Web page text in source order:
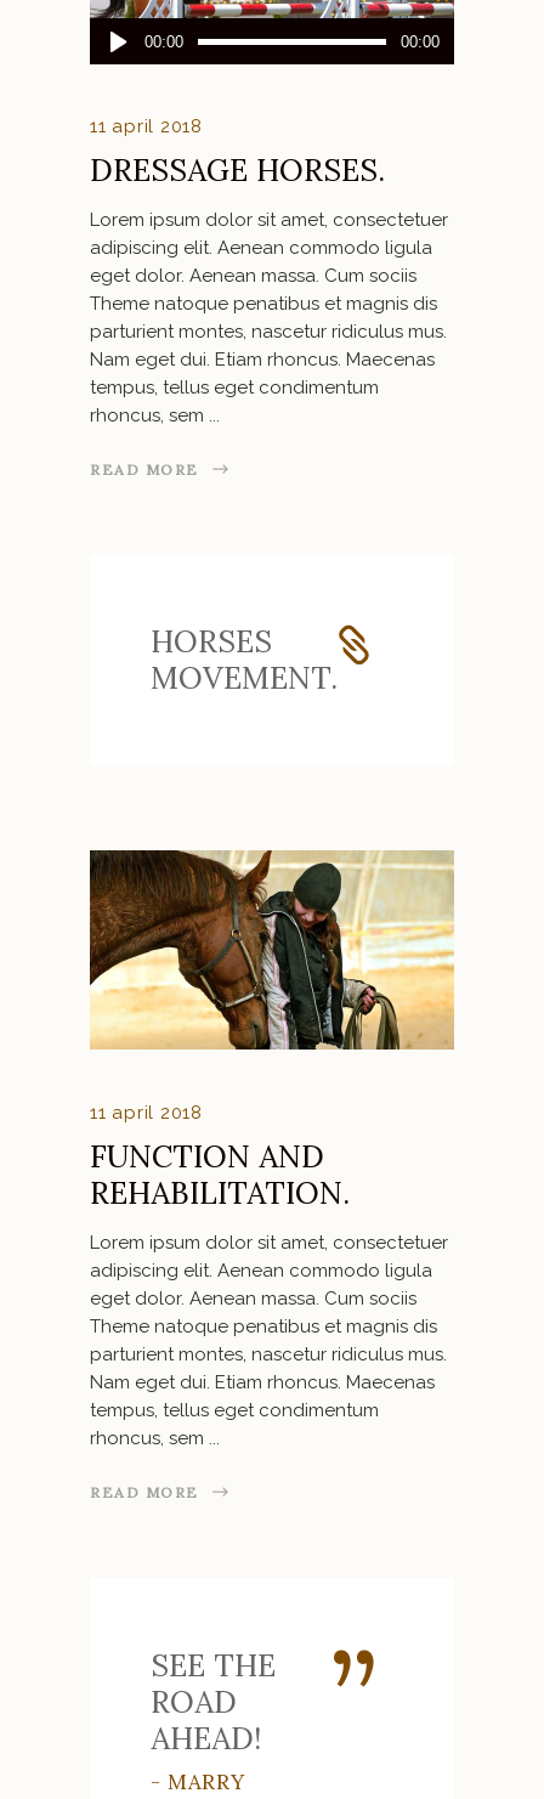
Audiospeler
00:00 00:00
11 april 2018
DRESSAGE HORSES.
Lorem ipsum dolor sit amet, consectetuer
adipiscing elit. Aenean commodo ligula
eget dolor. Aenean massa. Cum sociis
Theme natoque penatibus et magnis dis
parturient montes, nascetur ridiculus mus.
Nam eget dui. Etiam rhoncus. Maecenas
tempus, tellus eget condimentum
rhoncus, sem
READ MORE
HORSES
MOVEMENT.
11 april 2018
FUNCTION AND
REHABILITATION.
Lorem ipsum dolor sit amet, consectetuer
adipiscing elit. Aenean commodo ligula
eget dolor. Aenean massa. Cum sociis
Theme natoque penatibus et magnis dis
parturient montes, nascetur ridiculus mus.
Nam eget dui. Etiam rhoncus. Maecenas
tempus, tellus eget condimentum
rhoncus, sem
READ MORE
SEE THE
ROAD
AHEAD!
- MARRY